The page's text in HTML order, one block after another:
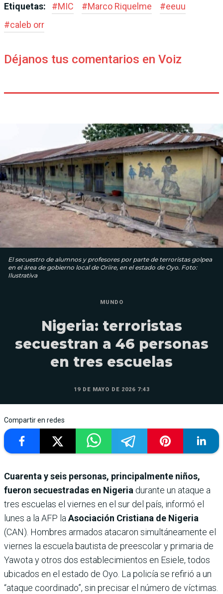
Etiquetas: #MIC #Marco Riquelme #eeuu
#caleb orr
Déjanos tus comentarios en Voiz
El secuestro de alumnos y profesores por parte de terroristas golpea
en el área de gobierno local de Oriire, en el estado de Oyo. Foto:
Ilustrativa
MUNDO
Nigeria: terroristas
secuestran a 46 personas
en tres escuelas
19 DE MAYO DE 2026 7:43
Compartir en redes
Cuarenta y seis personas, principalmente niños,
fueron secuestradas en Nigeria durante un ataque a
tres escuelas el viernes en el sur del país, informó el
lunes a la AFP la Asociación Cristiana de Nigeria
(CAN). Hombres armados atacaron simultáneamente el
viernes la escuela bautista de preescolar y primaria de
Yawota y otros dos establecimientos en Esiele, todos
ubicados en el estado de Oyo. La policía se refirió a un
“ataque coordinado”, sin precisar el número de víctimas.